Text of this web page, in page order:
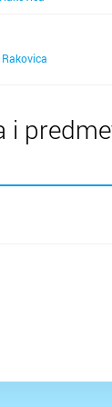
Rakovica